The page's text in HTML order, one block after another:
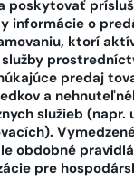
poskytovať
informácie o
ktorí
predaj
a
služieb (napr.
obdobné
pre